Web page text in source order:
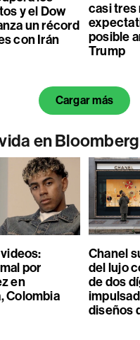
y el Dow
un récord
con Irán
casi tres
posible
Trump
Cargar más
en
por
en
Colombia
Chanel
del lujo
de dos
diseños